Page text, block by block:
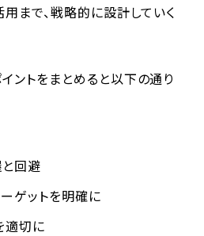
まで、戦略的に設計していく
ントをまとめると以下の通り
回避
ゲットを明確に
適切に